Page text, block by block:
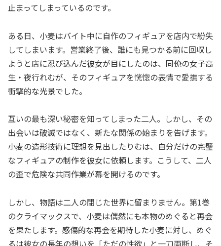
止まってしまっているのです。
ある日、小麦はバイト中に自作のフィギュアを店内で紛失
してしまいます。営業終了後、誰にも見つかる前に回収し
ようと店に忍び込んだ彼女が目にしたのは、同僚の女子高
生・夜行れむが、そのフィギュアを恍惚の表情で愛撫する
衝撃的な光景でした。
互いの最も深い秘密を知ってしまった二人。しかし、その
出会いは破滅ではなく、新たな関係の始まりを告げます。
小麦の造形技術に理想を見出したりむは、自分だけの完璧
なフィギュアの制作を彼女に依頼します。こうして、二人
の歪で危険な共同作業が幕を開けるのです。
しかし、物語は二人の閉じた世界に留まりません。第1巻
のクライマックスで、小麦は偶然にも本物のめぐると再会
を果たします。感傷的な再会を期待した小麦に対し、めぐ
るは彼女の長年の想いを「ただの性欲」と一刀両断し、そ